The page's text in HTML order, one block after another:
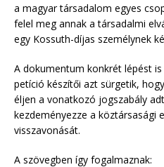
a magyar társadalom egyes
felel meg annak a társadalmi
egy Kossuth-díjas személynek
A dokumentum konkrét lépést
petíció készítői azt sürgetik,
éljen a vonatkozó jogszabály
kezdeményezze a köztársasági
visszavonását.
A szövegben így fogalmaznak: